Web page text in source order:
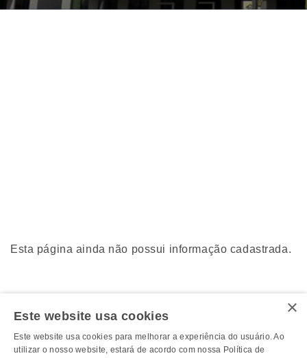
Esta página ainda não possui informação cadastrada.
×
Este website usa cookies
Este website usa cookies para melhorar a experiência do usuário. Ao
utilizar o nosso website, estará de acordo com nossa Política de